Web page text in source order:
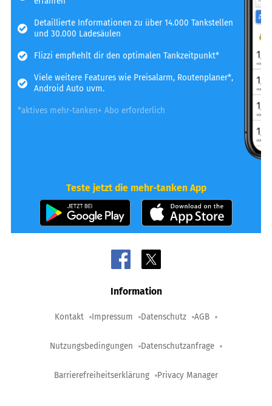
Detaillierte Informationen zu über 14.000 Tankstellen
und 30.000 Ladesäulen
Flizzi empfiehlt dir den optimalen Tankzeitpunkt*
Viele weitere Features wie Preisalarm, Routenplaner*,
Android Auto uvm.
*aktives mehr-tanken+ Abo erforderlich
Teste jetzt die mehr-tanken App
Information
Kontakt Impressum Datenschutz AGB
Nutzungsbedingungen Datenschutzanfrage
Barrierefreiheitserklärung Privacy Manager